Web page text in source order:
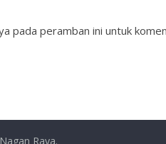
pada peramban ini untuk
Raya.